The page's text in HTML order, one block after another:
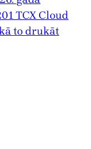
TCX Cloud
to drukāt